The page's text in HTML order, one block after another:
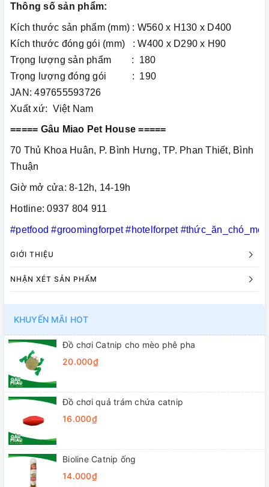
Thông số sản phẩm:
Kích thước sản phẩm (mm) : W560 x H130 x D400
Kích thước đóng gói (mm) : W400 x D290 x H90
Trọng lượng sản phẩm : 180
Trọng lượng đóng gói : 190
JAN: 497655593726
Xuất xứ: Việt Nam
===== Gâu Miao Pet House =====
70 Thủ Khoa Huân, P. Bình Hưng, TP. Phan Thiết, Bình
Thuận
Giờ mở cửa: 8-12h, 14-19h
Hotline: 0937 804 911
#petfood #groomingforpet #hotelforpet #thức_ăn_chó_mèo
GIỚI THIỆU
NHẬN XÉT SẢN PHẨM
KHUYẾN MÃI HOT
Đồ chơi Catnip cho mèo phê pha
20.000₫
Đồ chơi quả trám chứa catnip
16.000₫
Bioline Catnip ống
14.000₫